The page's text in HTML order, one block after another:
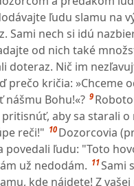
ľudu slamu na
Sami nech si idú
od nich také
doteraz. Nič im
prečo kričia: »Chceme
nášmu Bohu!«? 9
aby sa starali o
reči!" 10 Dozorcovia
povedali ľudu: "Toto
už nedodám. 11Sami
kde nájdete! Z